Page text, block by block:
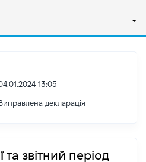
13:05
Виправлена декларація
та звітний період